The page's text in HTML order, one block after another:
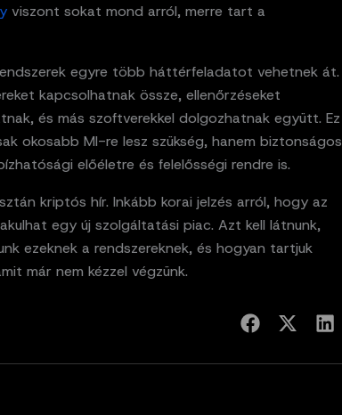
viszont sokat mond arról, merre tart a
egyre több háttérfeladatot vehetnek át.
kapcsolhatnak össze, ellenőrzéseket
és más szoftverekkel dolgozhatnak együtt. Ez
okosabb MI-re lesz szükség, hanem biztonságos
előéletre és felelősségi rendre is.
kriptós hír. Inkább korai jelzés arról, hogy az
egy új szolgáltatási piac. Azt kell látnunk,
ezeknek a rendszereknek, és hogyan tartjuk
már nem kézzel végzünk.